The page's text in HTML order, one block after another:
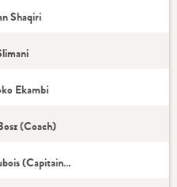
Shaqiri
Ekambi
(Coach)
Léo Dubois (Capitaine)